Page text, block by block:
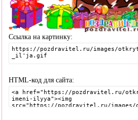
Ссылка на картинку:
HTML-код для сайта: